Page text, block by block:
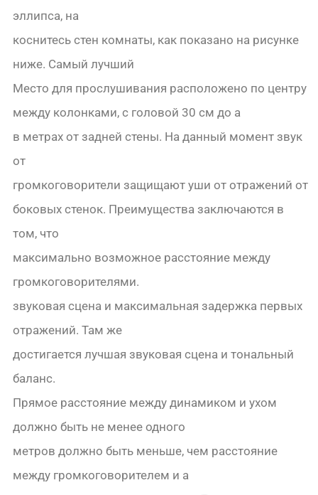
эллипса, на
коснитесь стен комнаты, как показано на рисунке
ниже. Самый лучший
Место для прослушивания расположено по центру
между колонками, с головой 30 см до a
в метрах от задней стены. На данный момент звук
от
громкоговорители защищают уши от отражений от
боковых стенок. Преимущества заключаются в
том, что
максимально возможное расстояние между
громкоговорителями.
звуковая сцена и максимальная задержка первых
отражений. Там же
достигается лучшая звуковая сцена и тональный
баланс.
Прямое расстояние между динамиком и ухом
должно быть не менее одного
метров должно быть меньше, чем расстояние
между громкоговорителем и a